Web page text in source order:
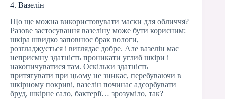
4. Вазелін
Що ще можна використовувати маски для обличчя?
Разове застосування вазеліну може бути корисним:
шкіра швидко заповнює брак вологи,
розгладжується і виглядає добре. Але вазелін має
неприємну здатність проникати углиб шкіри і
накопичуватися там. Оскільки здатність
притягувати при цьому не зникає, перебуваючи в
шкірному покриві, вазелін починає адсорбувати
бруд, шкірне сало, бактерії… зрозуміло, так?